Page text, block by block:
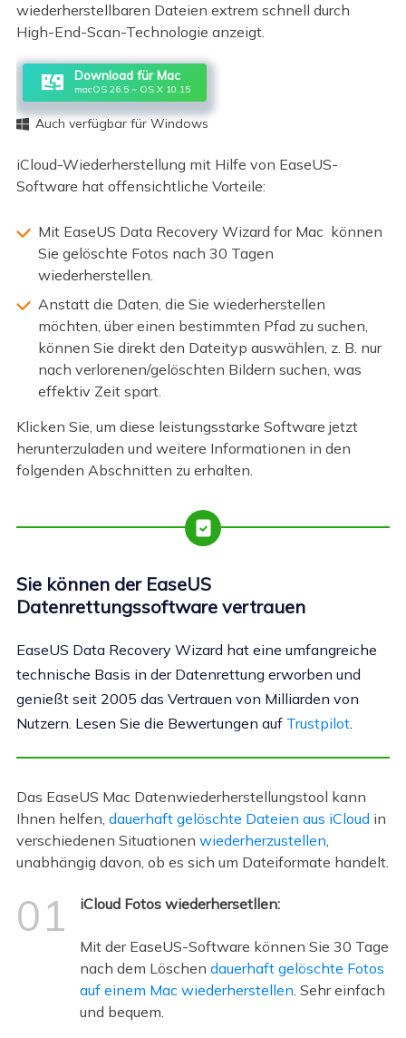
wiederherstellbaren Dateien extrem schnell durch
High-End-Scan-Technologie anzeigt.
Download für Mac
macOS 26.5 ~ OS X 10.15
 Auch verfügbar für Windows
iCloud-Wiederherstellung mit Hilfe von EaseUS-
Software hat offensichtliche Vorteile:
Mit EaseUS Data Recovery Wizard for Mac können
Sie gelöschte Fotos nach 30 Tagen
wiederherstellen.
Anstatt die Daten, die Sie wiederherstellen
möchten, über einen bestimmten Pfad zu suchen,
können Sie direkt den Dateityp auswählen, z. B. nur
nach verlorenen/gelöschten Bildern suchen, was
effektiv Zeit spart.
Klicken Sie, um diese leistungsstarke Software jetzt
herunterzuladen und weitere Informationen in den
folgenden Abschnitten zu erhalten.
Sie können der EaseUS
Datenrettungssoftware vertrauen
EaseUS Data Recovery Wizard hat eine umfangreiche
technische Basis in der Datenrettung erworben und
genießt seit 2005 das Vertrauen von Milliarden von
Nutzern. Lesen Sie die Bewertungen auf Trustpilot.
Das EaseUS Mac Datenwiederherstellungstool kann
Ihnen helfen, dauerhaft gelöschte Dateien aus iCloud in
verschiedenen Situationen wiederherzustellen
unabhängig davon, ob es sich um Dateiformate handelt.
01 iCloud Fotos wiederhersetllen:
Mit der EaseUS-Software können Sie 30 Tage
nach dem Löschen dauerhaft gelöschte Fotos
auf einem Mac wiederherstellen . Sehr einfach
und bequem.